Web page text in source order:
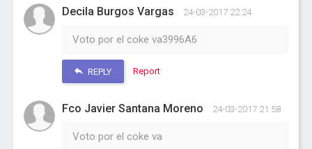
Decila Burgos Vargas 24-03-2017 22:24
Voto por el coke va3996A6
REPLY Report
Fco Javier Santana Moreno 24-03-2017 21:58
Voto por el coke va